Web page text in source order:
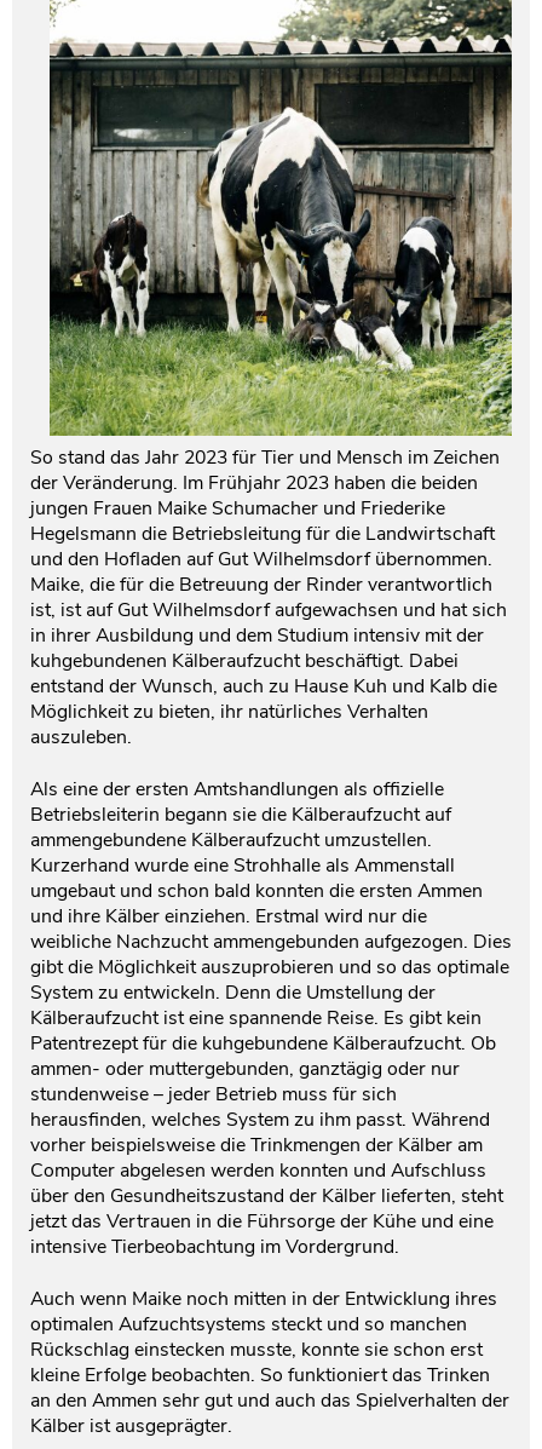
So stand das Jahr 2023 für Tier und Mensch im Zeichen
der Veränderung. Im Frühjahr 2023 haben die beiden
jungen Frauen Maike Schumacher und Friederike
Hegelsmann die Betriebsleitung für die Landwirtschaft
und den Hofladen auf Gut Wilhelmsdorf übernommen.
Maike, die für die Betreuung der Rinder verantwortlich
ist, ist auf Gut Wilhelmsdorf aufgewachsen und hat sich
in ihrer Ausbildung und dem Studium intensiv mit der
kuhgebundenen Kälberaufzucht beschäftigt. Dabei
entstand der Wunsch, auch zu Hause Kuh und Kalb die
Möglichkeit zu bieten, ihr natürliches Verhalten
auszuleben.
Als eine der ersten Amtshandlungen als offizielle
Betriebsleiterin begann sie die Kälberaufzucht auf
ammengebundene Kälberaufzucht umzustellen.
Kurzerhand wurde eine Strohhalle als Ammenstall
umgebaut und schon bald konnten die ersten Ammen
und ihre Kälber einziehen. Erstmal wird nur die
weibliche Nachzucht ammengebunden aufgezogen. Dies
gibt die Möglichkeit auszuprobieren und so das optimale
System zu entwickeln. Denn die Umstellung der
Kälberaufzucht ist eine spannende Reise. Es gibt kein
Patentrezept für die kuhgebundene Kälberaufzucht. Ob
ammen- oder muttergebunden, ganztägig oder nur
stundenweise – jeder Betrieb muss für sich
herausfinden, welches System zu ihm passt. Während
vorher beispielsweise die Trinkmengen der Kälber am
Computer abgelesen werden konnten und Aufschluss
über den Gesundheitszustand der Kälber lieferten, steht
jetzt das Vertrauen in die Führsorge der Kühe und eine
intensive Tierbeobachtung im Vordergrund.
Auch wenn Maike noch mitten in der Entwicklung ihres
optimalen Aufzuchtsystems steckt und so manchen
Rückschlag einstecken musste, konnte sie schon erst
kleine Erfolge beobachten. So funktioniert das Trinken
an den Ammen sehr gut und auch das Spielverhalten der
Kälber ist ausgeprägter.